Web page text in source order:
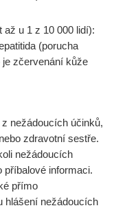
až u 1 z 10 000 lidí):
(porucha
zčervenání kůže
nežádoucích účinků,
zdravotní sestře.
nežádoucích
příbalové informaci.
přímo
hlášení nežádoucích